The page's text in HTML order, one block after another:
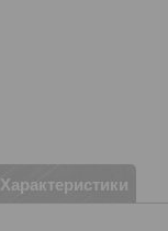
Характеристики